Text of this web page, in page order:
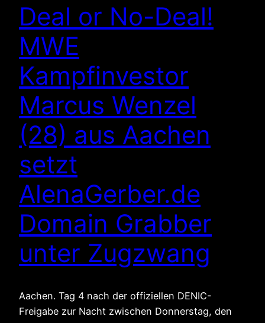
Deal or No-Deal!
MWE
Kampfinvestor
Marcus Wenzel
(28) aus Aachen
setzt
AlenaGerber.de
Domain Grabber
unter Zugzwang
Aachen. Tag 4 nach der offiziellen DENIC-
Freigabe zur Nacht zwischen Donnerstag, den